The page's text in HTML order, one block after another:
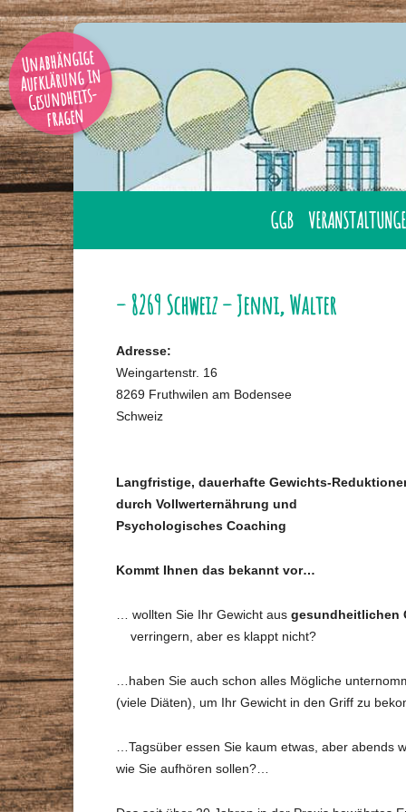
Unabhängige
Aufklärung in
Gesundheits-
fragen
GGB
IHRER NÄHE
ZEITSCHRIFT
DR. MAX-OTTO-BRUKER
DR.-BRUKER-GARTEN
LAHNSTEIN
– 8269 Schweiz – Jenni, Walter
Adresse:
Weingartenstr. 16
8269 Fruthwilen am Bodensee
Schweiz
Langfristige, dauerhafte Gewichts-
durch Vollwerternährung und
Psychologisches Coaching
Kommt Ihnen das bekannt vor…
… wollten Sie Ihr Gewicht aus gesundheitlichen
verringern, aber es klappt nicht?
…haben Sie auch schon alles Mögliche
(viele Diäten), um Ihr Gewicht in den Griff zu
…Tagsüber essen Sie kaum etwas, aber abends
wie Sie aufhören sollen?…